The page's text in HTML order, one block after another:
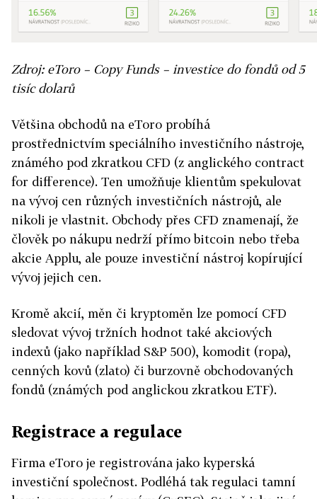
Zdroj: eToro – Copy Funds – investice do fondů od 5
tisíc dolarů
Většina obchodů na eToro probíhá
prostřednictvím speciálního investičního nástroje,
známého pod zkratkou CFD (z anglického contract
for difference). Ten umožňuje klientům spekulovat
na vývoj cen různých investičních nástrojů, ale
nikoli je vlastnit. Obchody přes CFD znamenají, že
člověk po nákupu nedrží přímo bitcoin nebo třeba
akcie Applu, ale pouze investiční nástroj kopírující
vývoj jejich cen.
Kromě akcií, měn či kryptoměn lze pomocí CFD
sledovat vývoj tržních hodnot také akciových
indexů (jako například S&P 500), komodit (ropa),
cenných kovů (zlato) či burzovně obchodovaných
fondů (známých pod anglickou zkratkou ETF).
Registrace a regulace
Firma eToro je registrována jako kyperská
investiční společnost. Podléhá tak regulaci tamní